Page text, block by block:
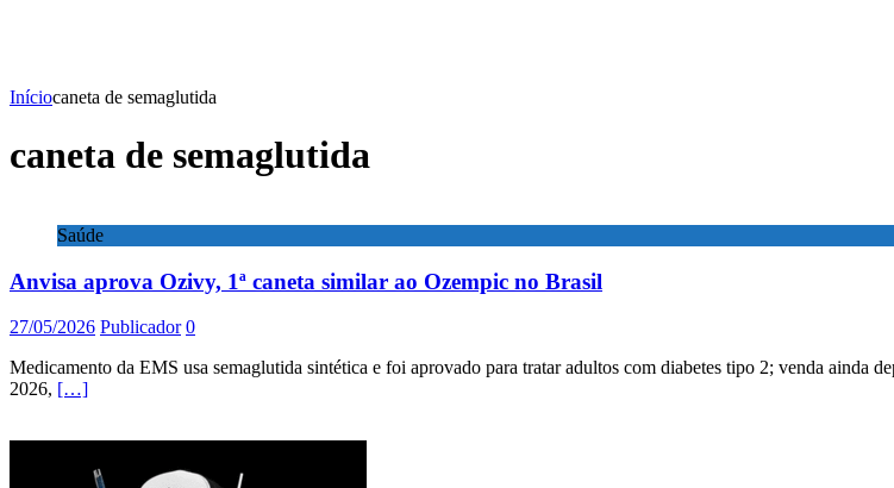
Iníciocaneta de semaglutida
caneta de semaglutida
Saúde
Anvisa aprova Ozivy, 1ª caneta similar ao Ozempic no Brasil
27/05/2026 Publicador 0
Medicamento da EMS usa semaglutida sintética e foi aprovado para tratar adultos com diabetes tipo 2; venda ainda
2026, […]